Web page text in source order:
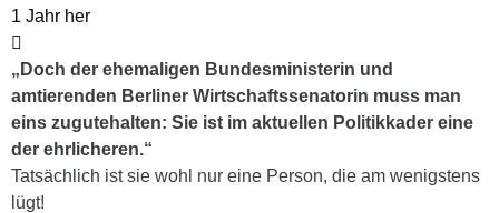
1 Jahr her
„Doch der ehemaligen Bundesministerin und
amtierenden Berliner Wirtschaftssenatorin muss man
eins zugutehalten: Sie ist im aktuellen Politikkader eine
der ehrlicheren.“
Tatsächlich ist sie wohl nur eine Person, die am wenigstens
lügt!